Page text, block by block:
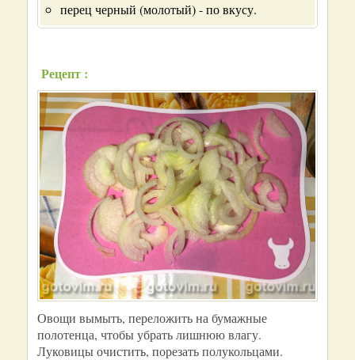
перец черный (молотый) - по вкусу.
Рецепт :
Овощи вымыть, переложить на бумажные
полотенца, чтобы убрать лишнюю влагу.
Луковицы очистить, порезать полукольцами.